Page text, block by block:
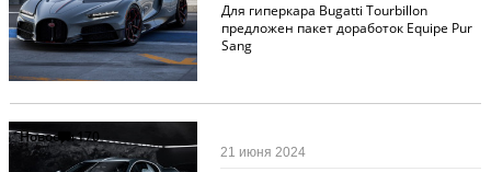
Для гиперкара Bugatti Tourbillon
предложен пакет доработок Equipe Pur
Sang
Новости170
21 июня 2024